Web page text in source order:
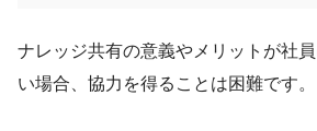
ナレッジ共有の意義やメリットが社
い場合、協力を得ることは困難です。